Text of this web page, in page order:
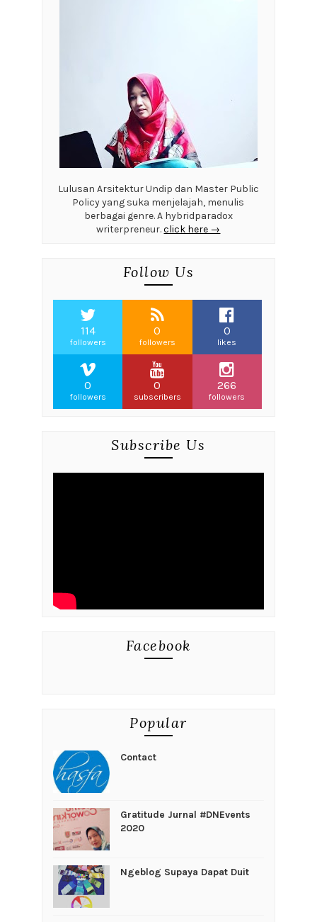
Lulusan Arsitektur Undip dan Master Public
Policy yang suka menjelajah, menulis
berbagai genre. A hybridparadox
writerpreneur.click here →
Follow Us
114
followers
0
followers
0
likes
0
followers
0
subscribers
266
followers
Subscribe Us
Facebook
Popular
Contact
Gratitude Jurnal #DNEvents
2020
Ngeblog Supaya Dapat Duit